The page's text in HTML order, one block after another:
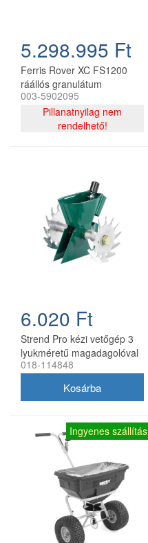
5.298.995 Ft
Ferris Rover XC FS1200
ráállós granulátum
szórógép
003-5902095
Pillanatnyilag nem
rendelhető!
6.020 Ft
Strend Pro kézi vetőgép 3
lyukméretű magadagolóval
(1,5 - 3,5 - 5 mm) nyél
018-114848
Ingyenes szállítás